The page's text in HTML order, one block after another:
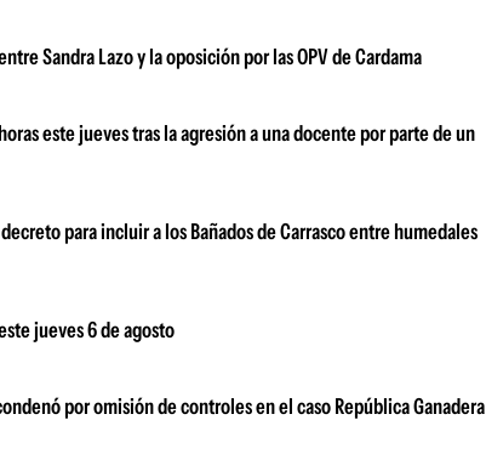
Sandra Lazo y la oposición por las OPV de Cardama
este jueves tras la agresión a una docente por parte de un
para incluir a los Bañados de Carrasco entre humedales
jueves 6 de agosto
por omisión de controles en el caso República Ganadera